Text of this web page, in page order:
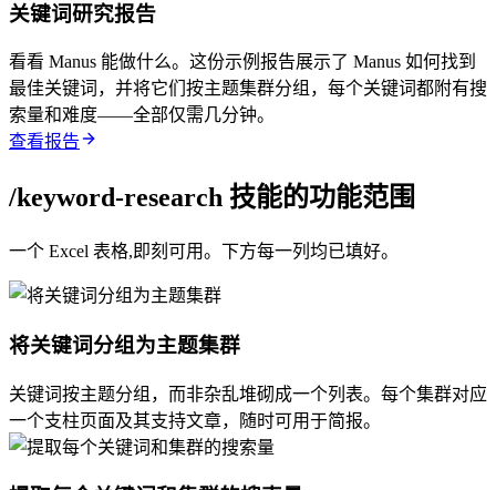
关键词研究报告
看看 Manus 能做什么。这份示例报告展示了 Manus 如何找到
最佳关键词，并将它们按主题集群分组，每个关键词都附有搜
索量和难度——全部仅需几分钟。
查看报告
/keyword-research 技能的功能范围
一个 Excel 表格,即刻可用。下方每一列均已填好。
将关键词分组为主题集群
关键词按主题分组，而非杂乱堆砌成一个列表。每个集群对应
一个支柱页面及其支持文章，随时可用于简报。